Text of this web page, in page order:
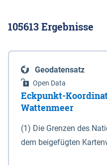
105613Ergebnisse
Geodatensatz
Open Data
Eckpunkt-
Wattenmeer
(1) Die Grenzen des
dem beigefügten